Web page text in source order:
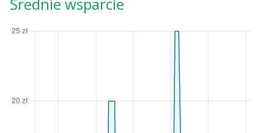
Średnie wsparcie